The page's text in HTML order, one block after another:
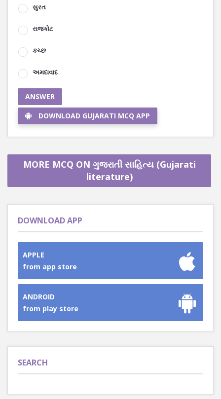
સુરત
રાજકોટ
કચ્છ
અમદાવાદ
ANSWER
DOWNLOAD GUJARATI MCQ APP
MORE MCQ ON ગુજરાતી સાહિત્ય (Gujarati
literature)
DOWNLOAD APP
APPLE
from app store
ANDROID
from play store
SEARCH